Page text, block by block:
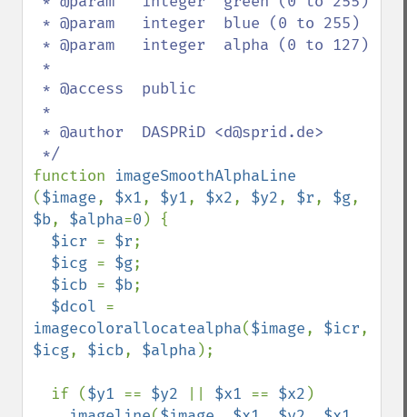
function
($image, $x1, $y1, $x2, $y2, $r, $g
$b, $alpha=0 ) {
$icr = $r;
$icg = $g;
$icb = $b;
$dcol
imagecolorallocatealpha($image, $icr
$icg, $icb, $alpha );
  if (
$y1 == $y2 $x1 == $x2 )